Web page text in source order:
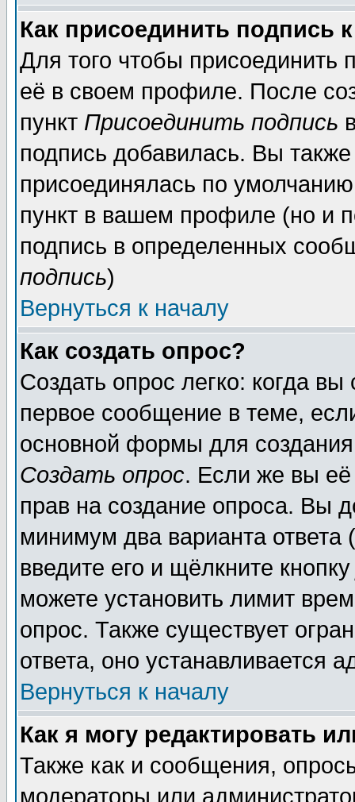
Как присоединить подпись
Для того чтобы присоединить
её в своем профиле. После
пункт Присоединить подпись
подпись добавилась. Вы
присоединялась по
пункт в вашем профиле (но и
подпись в определенных
подпись)
Вернуться к началу
Как создать опрос?
Создать опрос легко: когда
первое сообщение в теме,
основной формы для
Создать опрос. Если же вы её
прав на создание опроса. Вы
минимум два варианта ответа
введите его и щёлкните
можете установить лимит
опрос. Также существует
ответа, оно устанавливается
Вернуться к началу
Как я могу редактировать
Также как и сообщения,
модераторы или